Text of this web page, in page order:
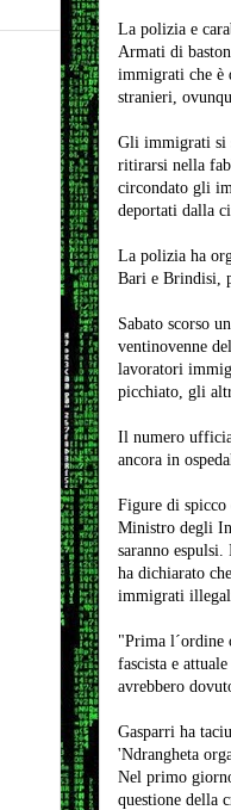
La polizia e
Armati di
immigrati che è
stranieri,
Gli immigrati si
ritirarsi nella
circondato gli
deportati dalla
La polizia ha
Bari e Brindisi,
Sabato scorso
ventinovenne
lavoratori
picchiato, gli
Il numero
ancora in
Figure di
Ministro degli
saranno
ha dichiarato
immigrati
"Prima l´ordine
fascista e
avrebbero
Gasparri ha
'Ndrangheta
Nel primo
questione della